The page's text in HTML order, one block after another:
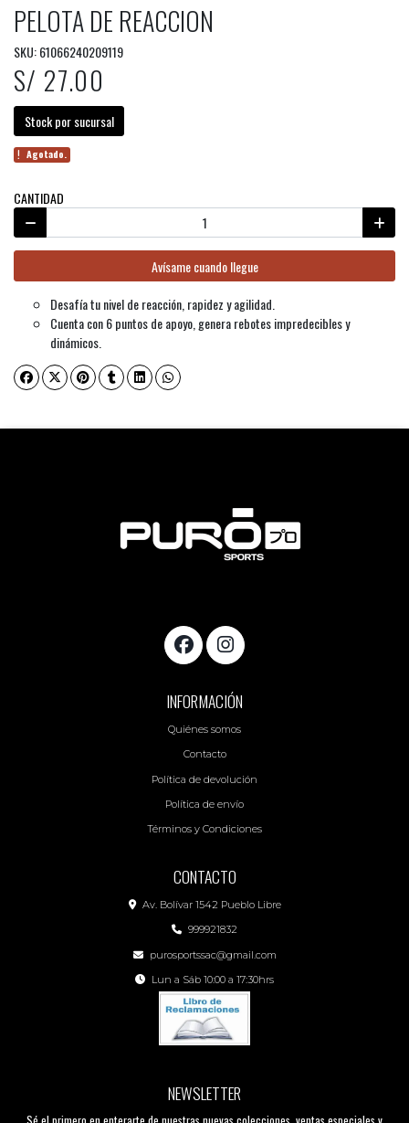
PELOTA DE REACCION
SKU: 61066240209119
S/ 27.00
Stock por sucursal
Agotado.
CANTIDAD
Avísame cuando llegue
Desafía tu nivel de reacción, rapidez y agilidad.
Cuenta con 6 puntos de apoyo, genera rebotes impredecibles y
dinámicos.
INFORMACIÓN
Quiénes somos
Contacto
Política de devolución
Política de envío
Términos y Condiciones
CONTACTO
Av. Bolívar 1542 Pueblo Libre
999921832
purosportssac@gmail.com
Lun a Sáb 10:00 a 17:30hrs
NEWSLETTER